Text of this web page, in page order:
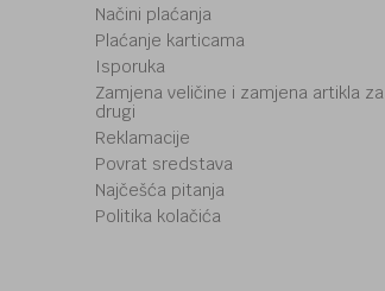
Načini plaćanja
Plaćanje karticama
Isporuka
Zamjena veličine i zamjena artikla za
drugi
Reklamacije
Povrat sredstava
Najčešća pitanja
Politika kolačića